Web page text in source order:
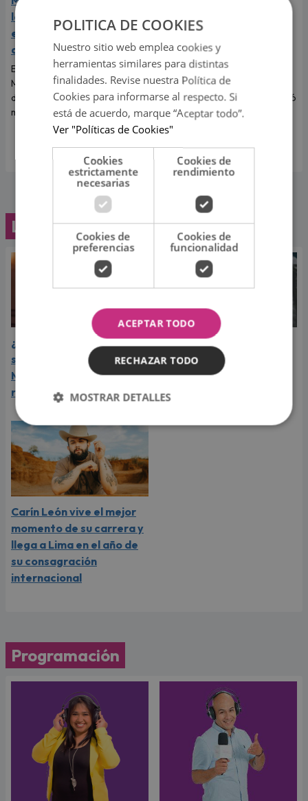
le encontraron un tumor
en la cabeza: ¿cuál es su
diagnóstico?
En una entrevista con Magaly
Medina, Mario Hart contó el
diagnóstico que recibió de los
médicos.
separarse de Korina
Rivadeneira
Por primera vez, el
exintegrante de Combate
contó cómo realmente afrontó
el fin de su relación con Korina
Rivadeneira, madre de sus dos
Lo último
¿Greeicy espera a su
segundo hijo? Video de
Mike Bahía desata
rumores
Laura Pausini reveló cuál
de sus éxitos es su
favorito y sorprendió a
sus seguidores
Carín León vive el mejor
momento de su carrera y
llega a Lima en el año de
su consagración
internacional
Programación
POLITICA DE COOKIES
Nuestro sitio web emplea cookies y
herramientas similares para distintas
finalidades. Revise nuestra Política de
Cookies para informarse al respecto. Si
está de acuerdo, marque “Aceptar todo”.
Ver "Políticas de Cookies"
Cookies
estrictamente
necesarias
Cookies de
rendimiento
Cookies de
preferencias
Cookies de
funcionalidad
ACEPTAR TODO
RECHAZAR TODO
MOSTRAR DETALLES